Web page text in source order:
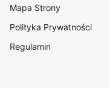
Mapa Strony
Polityka Prywatności
Regulamin